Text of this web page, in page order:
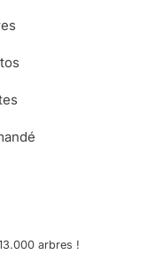
arbres !